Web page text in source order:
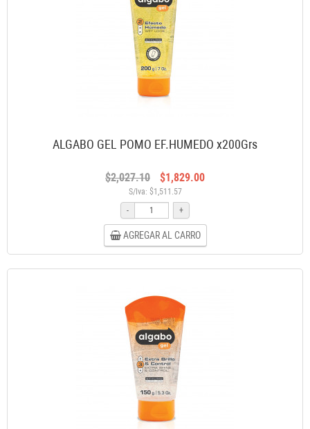
ALGABO GEL POMO EF.HUMEDO x200Grs
$2,027.10 $1,829.00
S/Iva: $1,511.57
-
+
AGREGAR AL CARRO